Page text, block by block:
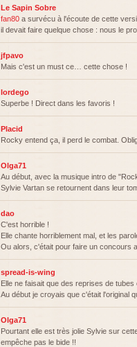
Le Sapin Sobre
fan80 a survécu à l'écoute de cette
il devait faire quelque chose : nous le
jfpavo
Mais c'est un must ce… cette chose !
lordego
Superbe ! Direct dans les favoris !
Placid
Rocky entend ça, il perd le combat.
Olga71
Au début, avec la musique intro de
Sylvie Vartan se retournent dans leur
dao
C'est horrible !
Elle chante horriblement mal, et les
Ou alors, c'était pour faire un concours
spread-is-wing
Elle ne faisait que des reprises de
Au début je croyais que c'était l'original
Olga71
Pourtant elle est très jolie Sylvie sur
empêche pas le bide !!